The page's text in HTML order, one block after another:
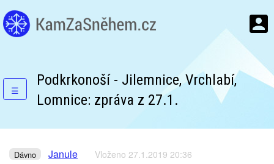
☰
Podkrkonoší - Jilemnice, Vrchlabí,
Lomnice: zpráva z 27.1.
Dávno Janule Vloženo 27.1.2019 20:36